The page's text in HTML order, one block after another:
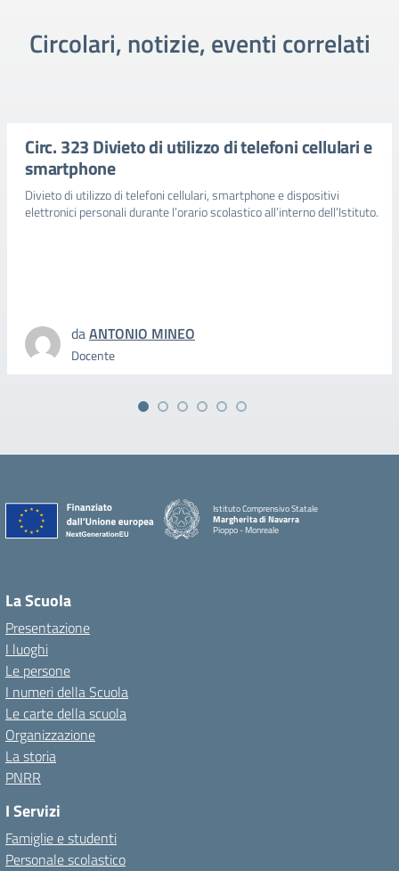
Circolari, notizie, eventi correlati
Circ. 323 Divieto di utilizzo di telefoni cellulari e
smartphone
Divieto di utilizzo di telefoni cellulari, smartphone e dispositivi
elettronici personali durante l’orario scolastico all’interno dell’Istituto.
daANTONIO MINEO
Docente
Istituto Comprensivo Statale
Margherita di Navarra
Pioppo - Monreale
La Scuola
Presentazione
I luoghi
Le persone
I numeri della Scuola
Le carte della scuola
Organizzazione
La storia
PNRR
I Servizi
Famiglie e studenti
Personale scolastico